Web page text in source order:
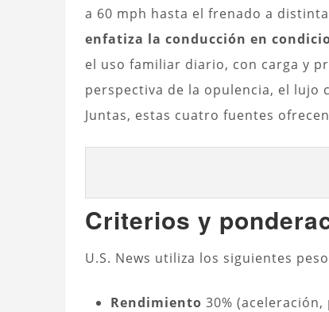
a 60 mph hasta el frenado a
enfatiza la conducción en
el uso familiar diario, con carga y
perspectiva de la opulencia, el lujo
Juntas, estas cuatro fuentes
Criterios y
U.S. News utiliza los siguientes
Rendimiento 30%